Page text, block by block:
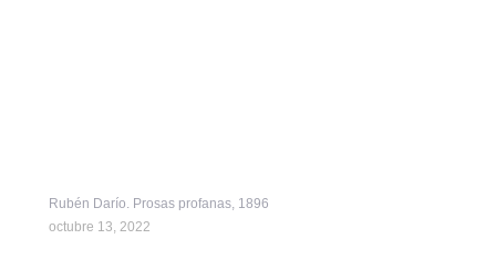
Rubén Darío. Prosas profanas, 1896
octubre 13, 2022